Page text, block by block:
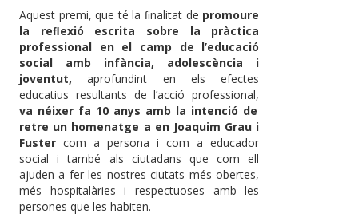
Aquest premi, que té la ﬁnalitat de promoure
la reﬂexió escrita sobre la pràctica
professional en el camp de l’educació
social amb infància, adolescència i
joventut, aprofundint en els efectes
educatius resultants de l’acció professional,
va néixer fa 10 anys amb la intenció de
retre un homenatge a en Joaquim Grau i
Fuster com a persona i com a educador
social i també als ciutadans que com ell
ajuden a fer les nostres ciutats més obertes,
més hospitalàries i respectuoses amb les
persones que les habiten.